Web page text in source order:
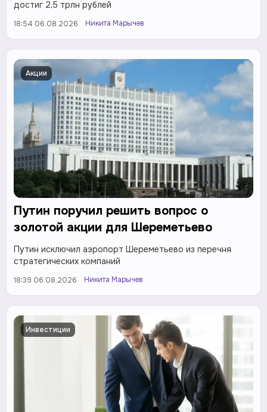
достиг 2,5 трлн рублей
18:54 06.08.2026 Никита Марычев
Акции
Путин поручил решить вопрос о
золотой акции для Шереметьево
Путин исключил аэропорт Шереметьево из перечня
стратегических компаний
18:39 06.08.2026 Никита Марычев
Инвестиции